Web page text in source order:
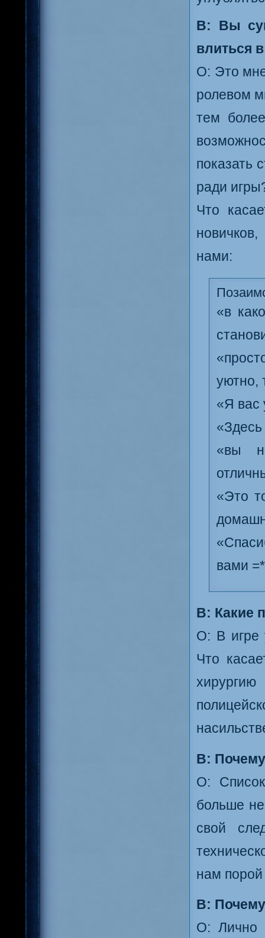
В: Вы
влиться
О: Это
ролевом
тем
показать
ради
Что
нами:
«в
уютно,
«Я вас
«вы
«Это
вами
В: Какие
О: В игре
Что
В: Почему
О: Список
больше
свой
нам
В:
О: Лично